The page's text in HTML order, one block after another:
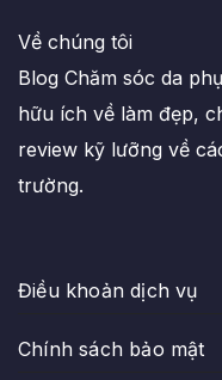
Về chúng tôi
Blog Chăm sóc da
hữu ích về làm đẹp,
review kỹ lưỡng về
trường.
Điều khoản dịch vụ
Chính sách bảo mật